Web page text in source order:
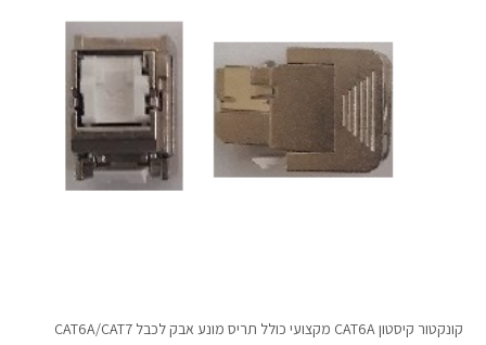
קונקטור קיסטון CAT6A מקצועי כולל תריס מונע אבק לכבל CAT6A/CAT7